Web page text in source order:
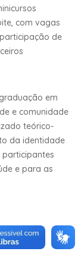
com vagas
de
em
e comunidade
teórico-
da identidade
e para as